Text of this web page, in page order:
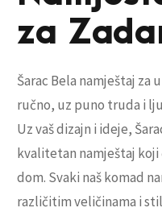
za
Šarac Bela namještaj za
ručno, uz puno truda i
Uz vaš dizajn i ideje,
kvalitetan namještaj
dom. Svaki naš komad
različitim veličinama i